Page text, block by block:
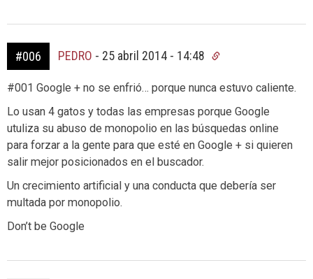
#006 PEDRO - 25 abril 2014 - 14:48
#001 Google + no se enfrió… porque nunca estuvo caliente.
Lo usan 4 gatos y todas las empresas porque Google
utuliza su abuso de monopolio en las búsquedas online
para forzar a la gente para que esté en Google + si quieren
salir mejor posicionados en el buscador.
Un crecimiento artificial y una conducta que debería ser
multada por monopolio.
Don’t be Google